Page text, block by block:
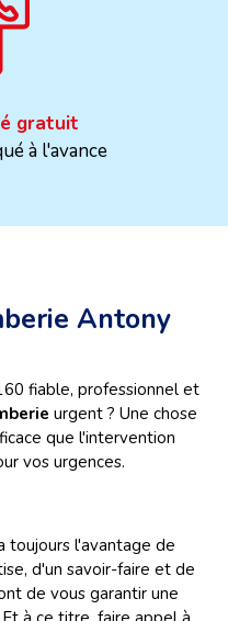
gratuit
à l'avance
Antony
fiable, professionnel et
urgent ? Une chose
que l'intervention
vos urgences.
toujours l'avantage de
d'un savoir-faire et de
de vous garantir une